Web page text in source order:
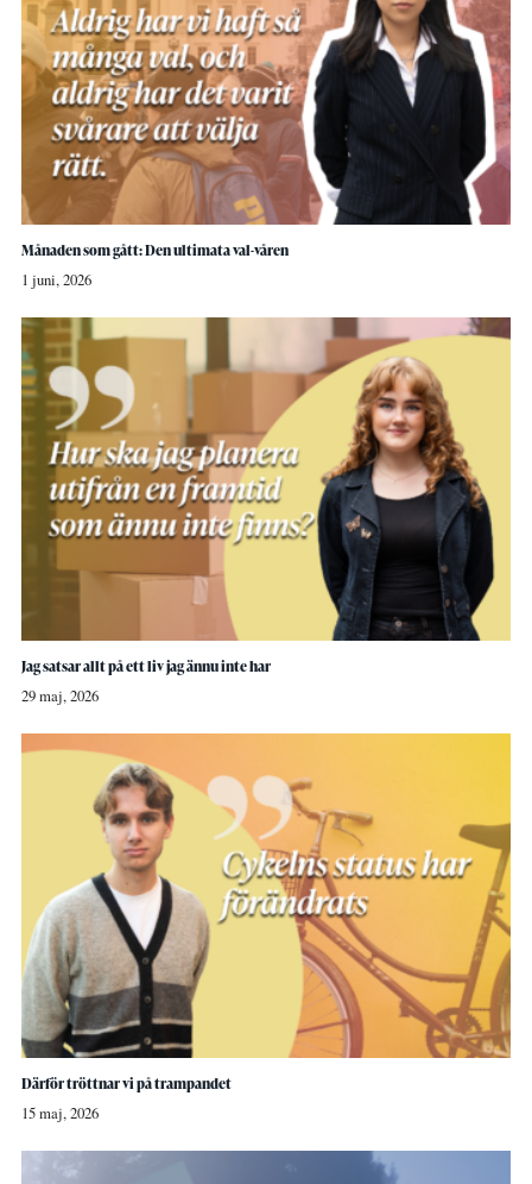
Månaden som gått: Den ultimata val-våren
1 juni, 2026
Jag satsar allt på ett liv jag ännu inte har
29 maj, 2026
Därför tröttnar vi på trampandet
15 maj, 2026